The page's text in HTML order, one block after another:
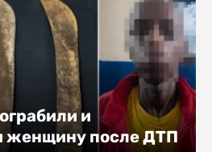
и
женщину после ДТП